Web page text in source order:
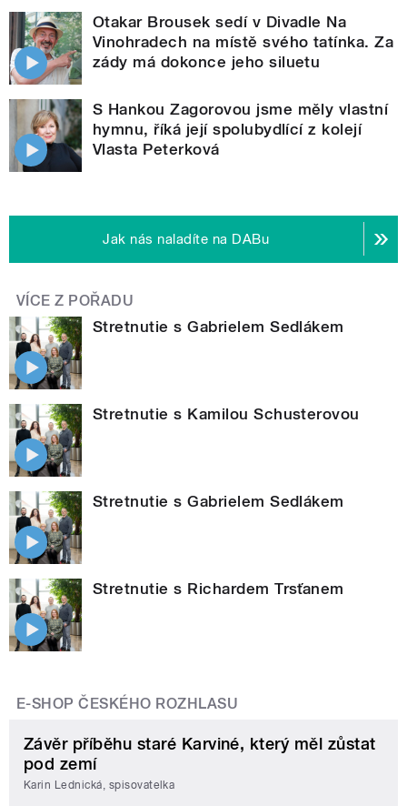
Otakar Brousek sedí v Divadle Na
Vinohradech na místě svého tatínka. Za
zády má dokonce jeho siluetu
S Hankou Zagorovou jsme měly vlastní
hymnu, říká její spolubydlící z kolejí
Vlasta Peterková
Jak nás naladíte na DABu
VÍCE Z POŘADU
Stretnutie s Gabrielem Sedlákem
Stretnutie s Kamilou Schusterovou
Stretnutie s Gabrielem Sedlákem
Stretnutie s Richardem Trsťanem
E-SHOP ČESKÉHO ROZHLASU
Závěr příběhu staré Karviné, který měl zůstat
pod zemí
Karin Lednická, spisovatelka